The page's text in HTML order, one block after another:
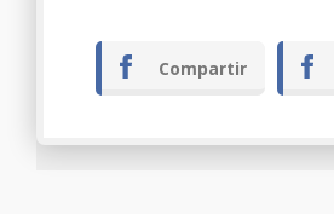
Compartir